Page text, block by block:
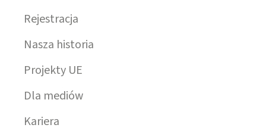
Rejestracja
Nasza historia
Projekty UE
Dla mediów
Kariera